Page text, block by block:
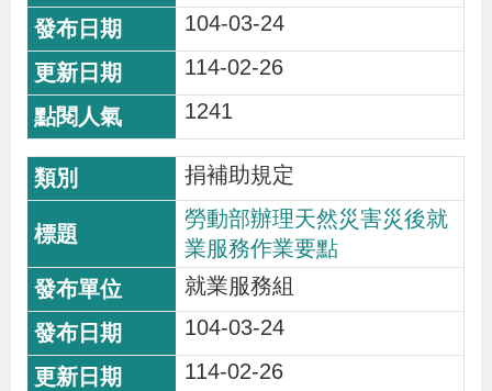
舉
貪
瀆
交
通
位
置
圖
104-03-24
114-02-26
1241
捐補助規定
勞動部辦理天然災害災後就
業服務作業要點
就業服務組
104-03-24
114-02-26